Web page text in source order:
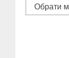
Архіви